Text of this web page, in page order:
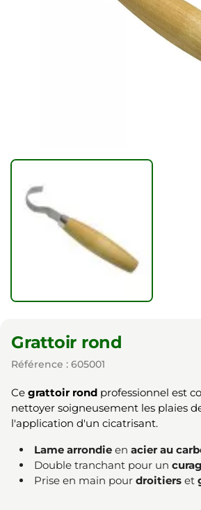
Grattoir rond
Référence : 605001
Ce grattoir rond professionnel est
nettoyer soigneusement les plaies
l'application d'un cicatrisant.
Lame arrondie en acier au
Double tranchant pour un
Prise en main pour droitiers et